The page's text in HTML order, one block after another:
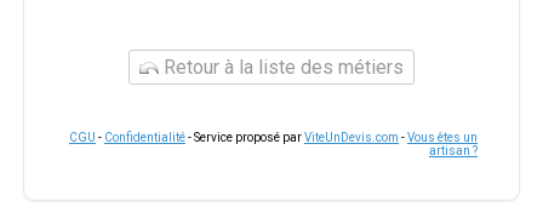
Retour à la liste des métiers
CGU - Confidentialité- Service proposé parViteUnDevis.com -Vous êtes un
artisan ?